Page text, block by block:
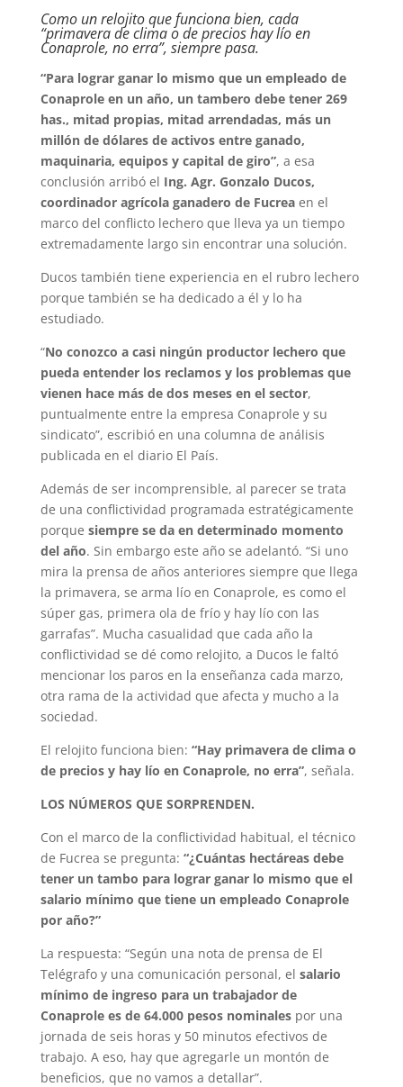
Como un relojito que funciona bien, cada
“primavera de clima o de precios hay lío en
Conaprole, no erra”, siempre pasa.
“Para lograr ganar lo mismo que un empleado de
Conaprole en un año, un tambero debe tener 269
has., mitad propias, mitad arrendadas, más un
millón de dólares de activos entre ganado,
maquinaria, equipos y capital de giro”, a esa
conclusión arribó el Ing. Agr. Gonzalo Ducos,
coordinador agrícola ganadero de Fucreaen el
marco del conflicto lechero que lleva ya un tiempo
extremadamente largo sin encontrar una solución.
Ducos también tiene experiencia en el rubro lechero
porque también se ha dedicado a él y lo ha
estudiado.
“No conozco a casi ningún productor lechero que
pueda entender los reclamos y los problemas que
vienen hace más de dos meses en el sector,
puntualmente entre la empresa Conaprole y su
sindicato”, escribió en una columna de análisis
publicada en el diario El País.
Además de ser incomprensible, al parecer se trata
de una conflictividad programada estratégicamente
porque siempre se da en determinado momento
del año. Sin embargo este año se adelantó. “Si uno
mira la prensa de años anteriores siempre que llega
la primavera, se arma lío en Conaprole, es como el
súper gas, primera ola de frío y hay lío con las
garrafas”. Mucha casualidad que cada año la
conflictividad se dé como relojito, a Ducos le faltó
mencionar los paros en la enseñanza cada marzo,
otra rama de la actividad que afecta y mucho a la
sociedad.
El relojito funciona bien: “Hay primavera de clima o
de precios y hay lío en Conaprole, no erra”, señala.
LOS NÚMEROS QUE SORPRENDEN.
Con el marco de la conflictividad habitual, el técnico
de Fucrea se pregunta: “¿Cuántas hectáreas debe
tener un tambo para lograr ganar lo mismo que el
salario mínimo que tiene un empleado Conaprole
por año?”
La respuesta: “Según una nota de prensa de El
Telégrafo y una comunicación personal, el salario
mínimo de ingreso para un trabajador de
Conaprole es de 64.000 pesos nominalespor una
jornada de seis horas y 50 minutos efectivos de
trabajo. A eso, hay que agregarle un montón de
beneficios, que no vamos a detallar”.